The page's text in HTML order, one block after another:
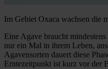
Im Gebiet Oxaca wachsen die
Eine Agave braucht
nur ein Mal in ihrem Leben,
Agavensorten dauert diese
Erntezeitpunkt ist kurz vor der